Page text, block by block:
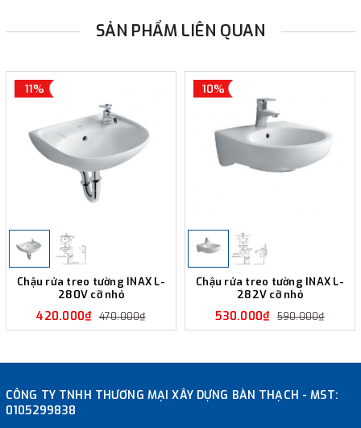
SẢN PHẨM LIÊN QUAN
11%
Chậu rửa treo tường INAX L-
280V cỡ nhỏ
420.000₫ 470.000₫
10%
Chậu rửa treo tường INAX L-
282V cỡ nhỏ
530.000₫ 590.000₫
CÔNG TY TNHH THƯƠNG MẠI XÂY DỰNG BÀN THẠCH - MST:
0105299838